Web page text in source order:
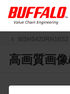
WSH5420RN16S2
高画質画